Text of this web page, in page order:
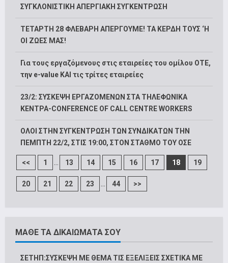
ΣΥΓΚΛΟΝΙΣΤΙΚΗ ΑΠΕΡΓΙΑΚΗ ΣΥΓΚΕΝΤΡΩΣΗ
ΤΕΤΑΡΤΗ 28 ΦΛΕΒΑΡΗ ΑΠΕΡΓΟΥΜΕ! ΤΑ ΚΕΡΔΗ ΤΟΥΣ ‘Η
ΟΙ ΖΩΕΣ ΜΑΣ!
Για τους εργαζόμενους στις εταιρείες του ομίλου ΟΤΕ,
την e-value ΚΑΙ τις τρίτες εταιρείες
23/2: ΣΥΣΚΕΨΗ ΕΡΓΑΖΟΜΕΝΩΝ ΣΤΑ ΤΗΛΕΦΩΝΙΚΑ
ΚΕΝΤΡΑ-CONFERENCE OF CALL CENTRE WORKERS
ΟΛΟΙ ΣΤΗΝ ΣΥΓΚΕΝΤΡΩΣΗ ΤΩΝ ΣΥΝΔΙΚΑΤΩΝ ΤΗΝ
ΠΕΜΠΤΗ 22/2, ΣΤΙΣ 19:00, ΣΤΟΝ ΣΤΑΘΜΟ ΤΟΥ ΟΣΕ
<< 1 ... 13 14 15 16 17 18 19
20 21 22 23 ... 44 >>
ΜΑΘΕ ΤΑ ΔΙΚΑΙΩΜΑΤΑ ΣΟΥ
ΣΕΤΗΠ:ΣΥΣΚΕΨΗ ΜΕ ΘΕΜΑ ΤΙΣ ΕΞΕΛΙΞΕΙΣ ΣΧΕΤΙΚΑ ΜΕ